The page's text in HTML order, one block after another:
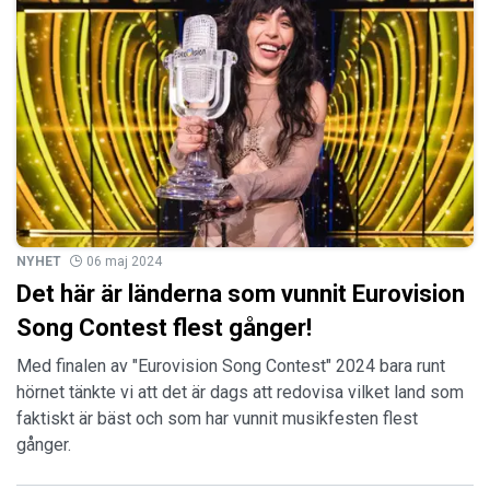
NYHET 06 maj 2024
Det här är länderna som vunnit Eurovision
Song Contest flest gånger!
Med finalen av "Eurovision Song Contest" 2024 bara runt
hörnet tänkte vi att det är dags att redovisa vilket land som
faktiskt är bäst och som har vunnit musikfesten flest
gånger.